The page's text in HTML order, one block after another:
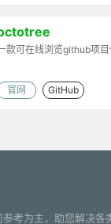
款可在线浏览github项
官网 GitHub
为主，助您解决各